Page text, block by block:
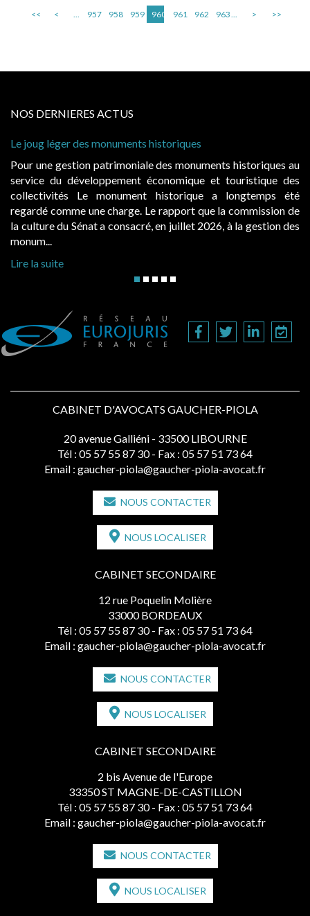
<< < ... 957 958 959 960 961 962 963... > >>
NOS DERNIERES ACTUS
Le joug léger des monuments historiques
Pour une gestion patrimoniale des monuments historiques au
service du développement économique et touristique des
collectivités Le monument historique a longtemps été
regardé comme une charge. Le rapport que la commission de
la culture du Sénat a consacré, en juillet 2026, à la gestion des
monum...
Lire la suite
CABINET D'AVOCATS GAUCHER-PIOLA
20 avenue Galliéni - 33500 LIBOURNE
Tél : 05 57 55 87 30 - Fax : 05 57 51 73 64
Email : gaucher-piola@gaucher-piola-avocat.fr
NOUS CONTACTER
NOUS LOCALISER
CABINET SECONDAIRE
12 rue Poquelin Molière
33000 BORDEAUX
Tél : 05 57 55 87 30 - Fax : 05 57 51 73 64
Email : gaucher-piola@gaucher-piola-avocat.fr
NOUS CONTACTER
NOUS LOCALISER
CABINET SECONDAIRE
2 bis Avenue de l'Europe
33350 ST MAGNE-DE-CASTILLON
Tél : 05 57 55 87 30 - Fax : 05 57 51 73 64
Email : gaucher-piola@gaucher-piola-avocat.fr
NOUS CONTACTER
NOUS LOCALISER